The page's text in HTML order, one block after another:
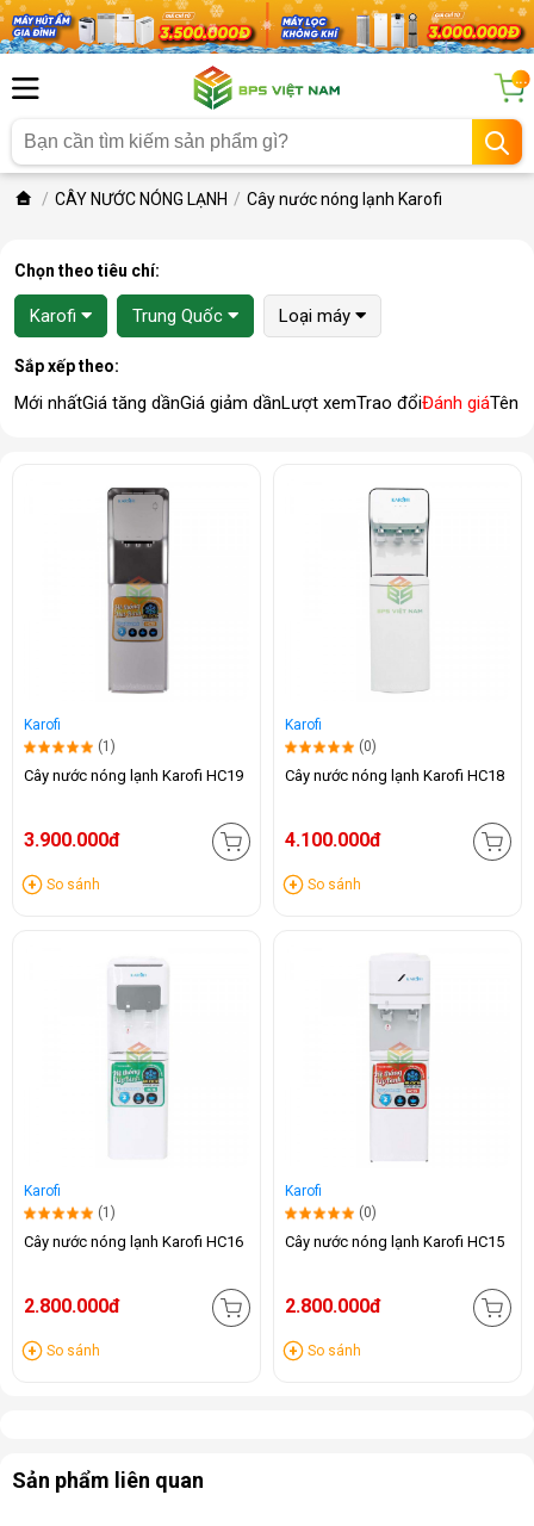
...
CÂY NƯỚC NÓNG LẠNH Cây nước nóng lạnh Karofi
Chọn theo tiêu chí:
Karofi Trung Quốc Loại máy
Sắp xếp theo:
Mới nhấtGiá tăng dầnGiá giảm dầnLượt xemTrao đổiĐánh giáTên
Karofi
(1)
Cây nước nóng lạnh Karofi HC19
3.900.000đ
So sánh
Karofi
(0)
Cây nước nóng lạnh Karofi HC18
4.100.000đ
So sánh
Karofi
(1)
Cây nước nóng lạnh Karofi HC16
2.800.000đ
So sánh
Karofi
(0)
Cây nước nóng lạnh Karofi HC15
2.800.000đ
So sánh
Sản phẩm liên quan